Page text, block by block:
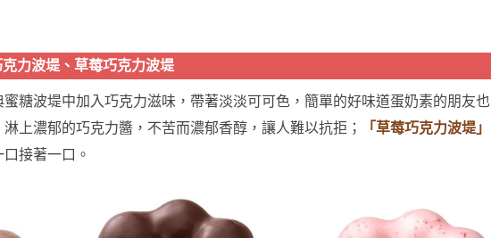
力波堤、草莓巧克力波堤
蜜糖波堤中加入巧克力滋味，帶著淡淡可可色，簡單的好味道蛋奶素的朋友也
淋上濃郁的巧克力醬，不苦而濃郁香醇，讓人難以抗拒；
「草莓巧克力波堤」
接著一口。